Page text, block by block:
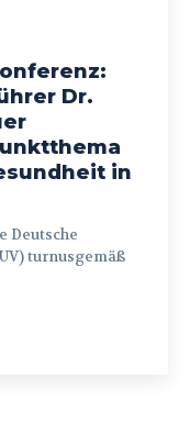
Dr.
in
turnusgemäß